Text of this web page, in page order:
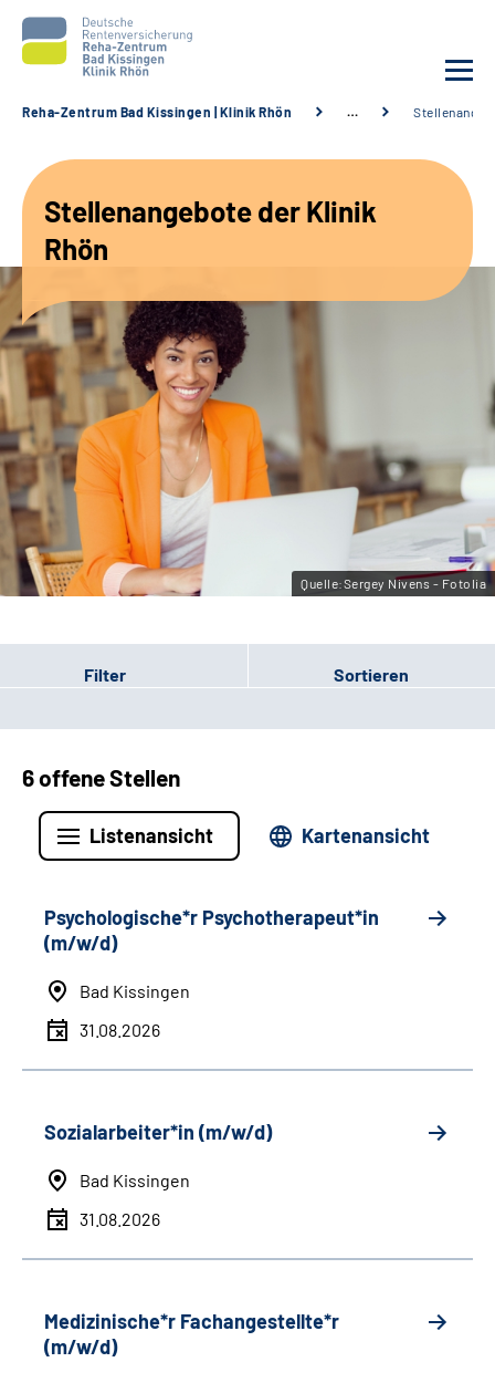
Unsere Angebote
Karriere
Sozialdienste & Zuweisende
Suche
Leichte Sprache
Gebärdensprache
Reha-Zentrum Bad Kissingen | Klinik Rhön …
Stellenangebote der Klinik
Rhön
Quelle:Sergey Nivens - Fotolia
Filter Sortieren
6 offene Stellen
Listenansicht Kartenansicht
Psychologische*r Psychotherapeut*in
(m/w/d)
Bad Kissingen
31.08.2026
Sozialarbeiter*in (m/w/d)
Bad Kissingen
31.08.2026
Medizinische*r Fachangestellte*r
(m/w/d)